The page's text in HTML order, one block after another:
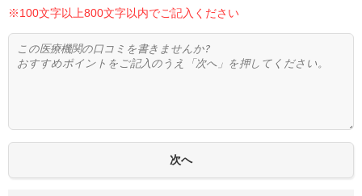
※100文字以上800文字以内でご記入ください